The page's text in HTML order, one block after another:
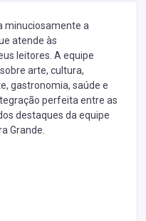
minuciosamente a
atende às
leitores. A equipe
arte, cultura,
gastronomia, saúde e
perfeita entre as
destaques da equipe
Grande.